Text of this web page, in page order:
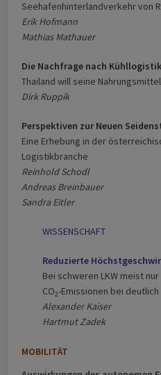
Seehafenhinterlandverkehr von
Erik Hofmann
Mathias Mathauer
Die Nachfrage nach
Thailand will seine
Dirk Ruppik
Perspektiven zur Neuen
Eine Erhebung in der
Logistikbranche
Reinhold Schodl
Andreas Breinbauer
Sandra Eitler
WISSENSCHAFT
Reduzierte
Bei schweren LKW meist
CO2-Emissionen bei
Alexander Kaiser
Hartmut Zadek
MOBILITÄT